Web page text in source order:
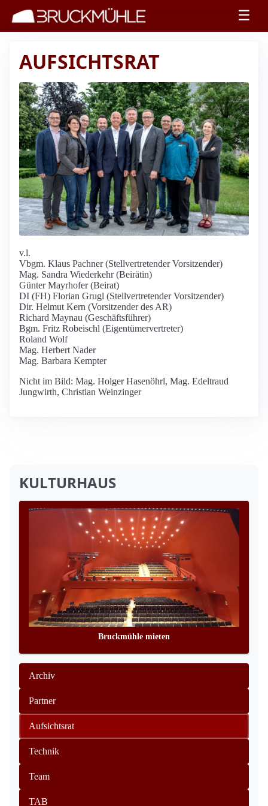
☰
KULTURHAUS
Bruckmühle mieten
Archiv
Partner
Aufsichtsrat
Technik
Team
TAB
AUFSICHTSRAT
v.l.
Vbgm. Klaus Pachner (Stellvertretender Vorsitzender)
Mag. Sandra Wiederkehr (Beirätin)
Günter Mayrhofer (Beirat)
DI (FH) Florian Grugl (Stellvertretender Vorsitzender)
Dir. Helmut Kern (Vorsitzender des AR)
Richard Maynau (Geschäftsführer)
Bgm. Fritz Robeischl (Eigentümervertreter)
Roland Wolf
Mag. Herbert Nader
Mag. Barbara Kempter
Nicht im Bild: Mag. Holger Hasenöhrl, Mag. Edeltraud
Jungwirth, Christian Weinzinger